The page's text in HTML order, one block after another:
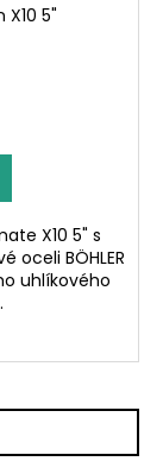
5"
X10 5" s
oceli BÖHLER
uhlíkového